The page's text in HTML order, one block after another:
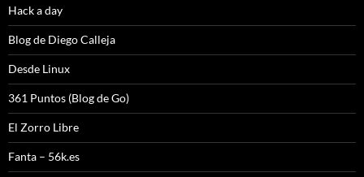
Hack a day
Blog de Diego Calleja
Desde Linux
361 Puntos (Blog de Go)
El Zorro Libre
Fanta – 56k.es